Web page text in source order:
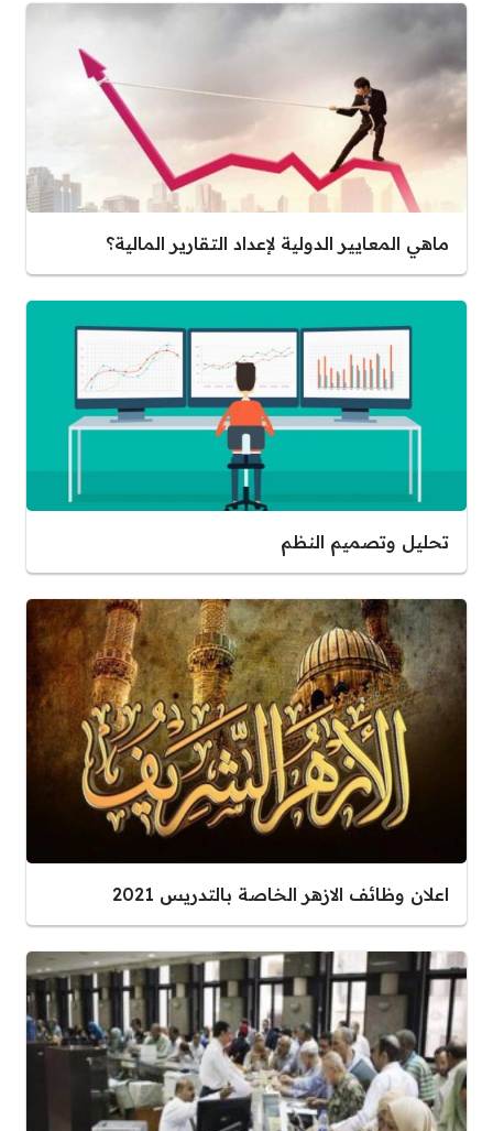
ماهي المعايير الدولية لإعداد التقارير المالية؟
تحليل وتصميم النظم
اعلان وظائف الازهر الخاصة بالتدريس 2021